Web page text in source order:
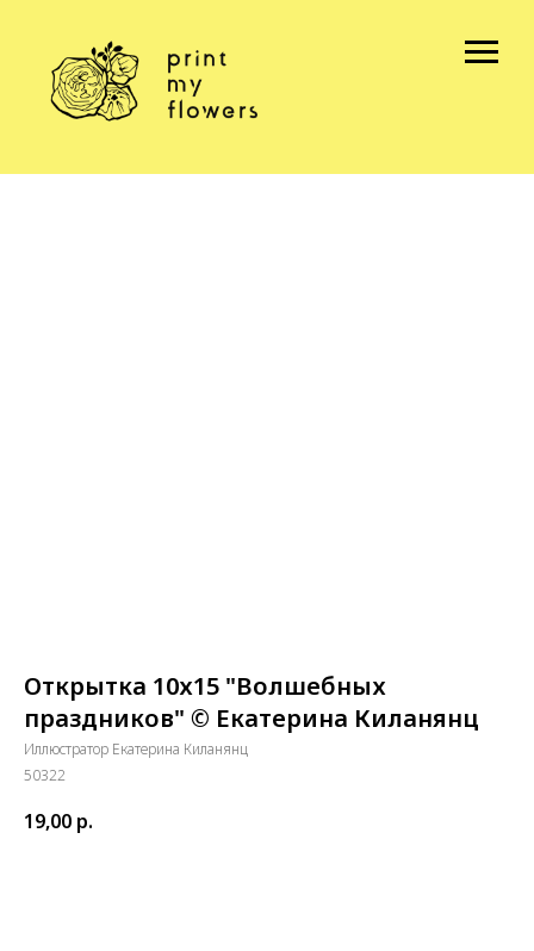
Открытка 10х15 "Волшебных
праздников" © Екатерина Киланянц
Иллюстратор Екатерина Киланянц
50322
19,00 р.